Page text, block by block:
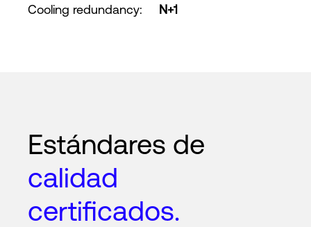
Cooling redundancy: N+1
Estándares de
calidad
certificados.